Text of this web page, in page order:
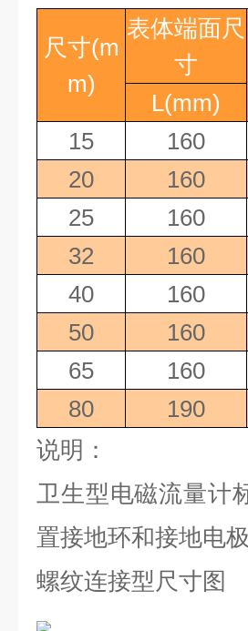
尺寸(m
m)
表体端面尺
寸
L(mm)
15
160
20
160
25
160
32
160
40
160
50
160
65
160
80
190
说明：
卫生型电磁流量计
置接地环和接地电极
螺纹连接型尺寸图